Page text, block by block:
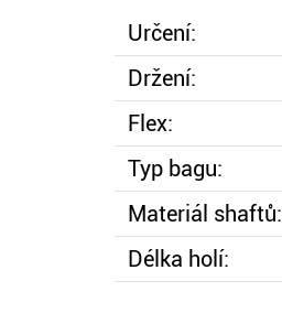
Určení:
Držení:
Flex:
Typ bagu:
Materiál shaftů:
Délka holí: